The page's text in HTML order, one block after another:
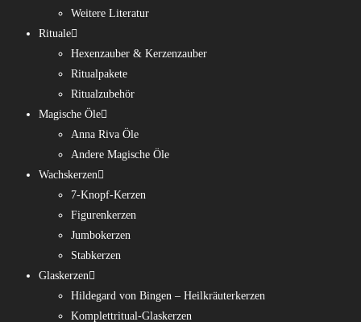
Weitere Literatur
Rituale
Hexenzauber & Kerzenzauber
Ritualpakete
Ritualzubehör
Magische Öle
Anna Riva Öle
Andere Magische Öle
Wachskerzen
7-Knopf-Kerzen
Figurenkerzen
Jumbokerzen
Stabkerzen
Glaskerzen
Hildegard von Bingen – Heilkräuterkerzen
Komplettritual-Glaskerzen